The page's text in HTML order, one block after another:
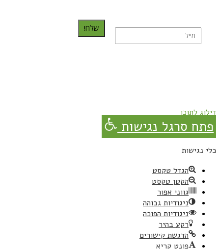
שלח!
דילוג לתוכן
פתח סרגל נגישות
כלי נגישות
הגדל טקסט
הקטן טקסט
גווני אפור
ניגודיות גבוהה
ניגודיות הפוכה
רקע בהיר
הדגשת קישורים
פונט קריא